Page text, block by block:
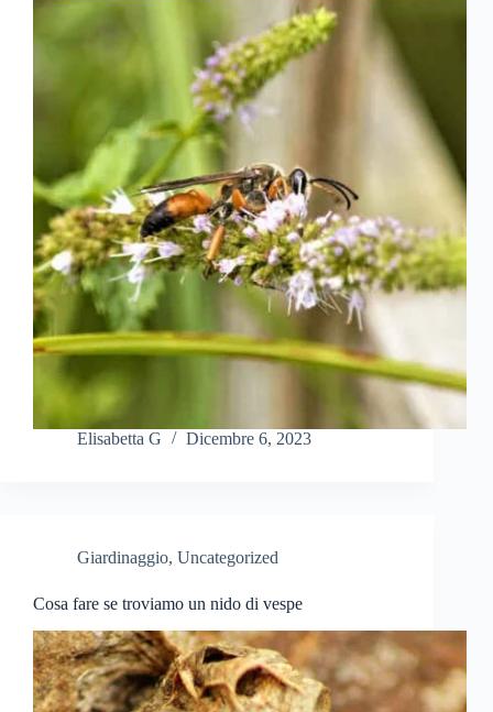
Elisabetta G Dicembre 6, 2023
Giardinaggio, Uncategorized
Cosa fare se troviamo un nido di vespe